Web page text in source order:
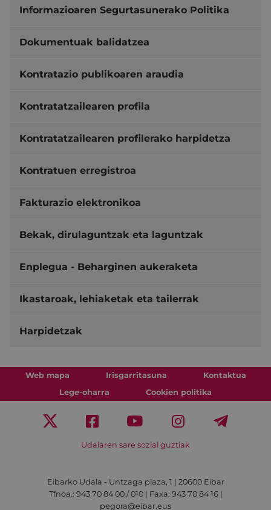
Informazioaren Segurtasunerako Politika
Dokumentuak balidatzea
Kontratazio publikoaren araudia
Kontratatzailearen profila
Kontratatzailearen profilerako harpidetza
Kontratuen erregistroa
Fakturazio elektronikoa
Bekak, dirulaguntzak eta laguntzak
Enplegua - Beharginen aukeraketa
Ikastaroak, lehiaketak eta tailerrak
Harpidetzak
Web mapa Irisgarritasuna
Kontaktua
Lege-oharra
Cookien politika
Udalaren sare sozial guztiak
Eibarko Udala - Untzaga plaza, 1 | 20600 Eibar
Tfnoa.: 943 70 84 00 / 010 | Faxa: 943 70 84 16 |
pegora@eibar.eus